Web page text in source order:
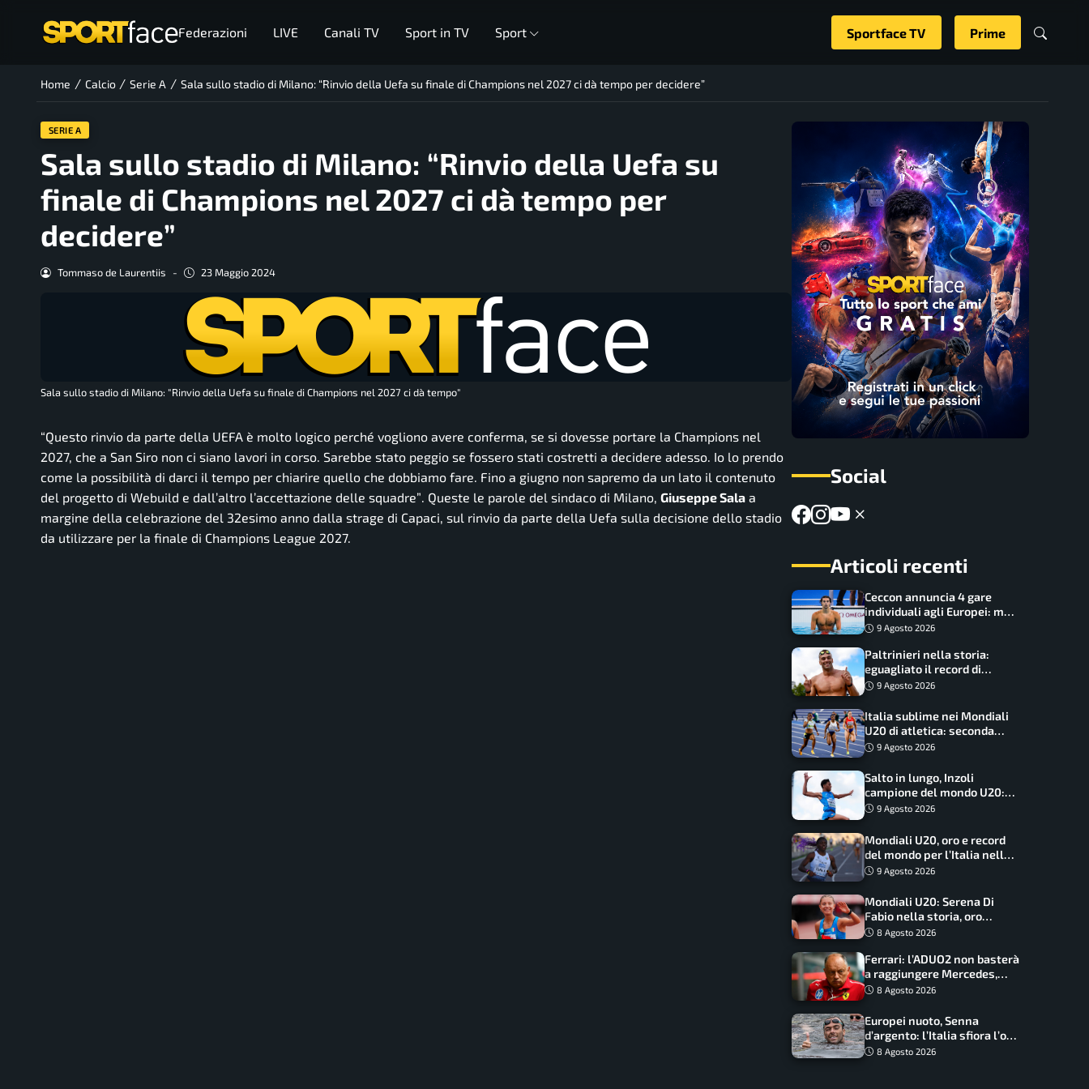
Federazioni LIVE Canali TV Sport in TV Sport Sportface TV Prime
Home / Calcio / Serie A / Sala sullo stadio di Milano: “Rinvio della Uefa su finale di Champions nel 2027 ci dà tempo per decidere”
SERIE A
Sala sullo stadio di Milano: “Rinvio della Uefa su
finale di Champions nel 2027 ci dà tempo per
decidere”
Tommaso de Laurentiis - 23 Maggio 2024
Sala sullo stadio di Milano: "Rinvio della Uefa su finale di Champions nel 2027 ci dà tempo"
“Questo rinvio da parte della UEFA è molto logico perché vogliono avere conferma, se si dovesse portare la Champions nel
2027, che a San Siro non ci siano lavori in corso. Sarebbe stato peggio se fossero stati costretti a decidere adesso. Io lo prendo
come la possibilità di darci il tempo per chiarire quello che dobbiamo fare. Fino a giugno non sapremo da un lato il contenuto
del progetto di Webuild e dall’altro l’accettazione delle squadre”. Queste le parole del sindaco di Milano, Giuseppe Sala a
margine della celebrazione del 32esimo anno dalla strage di Capaci, sul rinvio da parte della Uefa sulla decisione dello stadio
da utilizzare per la finale di Champions League 2027.
Social
Articoli recenti
Ceccon annuncia 4 gare
individuali agli Europei: ma
c’è una grossa rinuncia
9 Agosto 2026
Paltrinieri nella storia:
eguagliato il record di
medaglie di Federica
9 Agosto 2026
Italia sublime nei Mondiali
U20 di atletica: seconda
dietro solo agli USA nel
9 Agosto 2026
Salto in lungo, Inzoli
campione del mondo U20:
basta un centimetro
9 Agosto 2026
Mondiali U20, oro e record
del mondo per l’Italia nella
4×100 mista: Doualla
9 Agosto 2026
Mondiali U20: Serena Di
Fabio nella storia, oro
dominio totale nei 5000 di
8 Agosto 2026
Ferrari: l’ADUO2 non basterà
a raggiungere Mercedes,
novità per la Macarena
8 Agosto 2026
Europei nuoto, Senna
d’argento: l’Italia sfiora l’oro
nella staffetta, Paltrinieri
8 Agosto 2026